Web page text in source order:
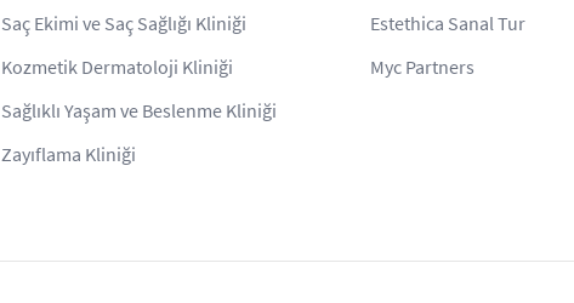
Saç Ekimi ve Saç Sağlığı Kliniği
Kozmetik Dermatoloji Kliniği
Sağlıklı Yaşam ve Beslenme Kliniği
Zayıflama Kliniği
Estethica Sanal Tur
Myc Partners